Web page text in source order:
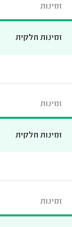
זמינות
זמינות חלקית
זמינות
זמינות חלקית
זמינות